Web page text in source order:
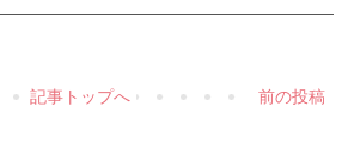
前の投稿
記事トップへ